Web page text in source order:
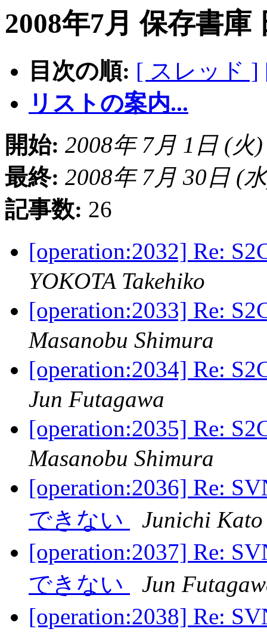
2008年7月 保存書庫
目次の順: [ スレッド ]
リストの案内...
開始: 2008年 7月 1日 (火
最終: 2008年 7月 30日 (
記事数: 26
[operation:2032] Re:
YOKOTA Takehiko
[operation:2033] Re:
Masanobu Shimura
[operation:2034] Re:
Jun Futagawa
[operation:2035] Re:
Masanobu Shimura
[operation:2036] Re:
できない
Junichi Kato
[operation:2037] Re:
できない
Jun
[operation:2038] Re: